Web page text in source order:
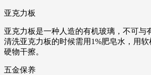
亚克力板
亚克力板是一种人造的有机玻璃，不可与
清洗亚克力板的时候需用1%肥皂水，用
硬物干擦。
五金保养